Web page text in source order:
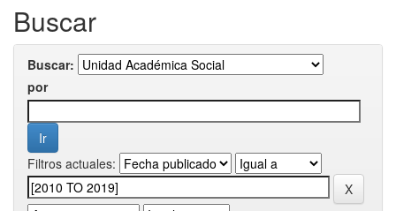
Buscar
Buscar:
por
Filtros actuales: